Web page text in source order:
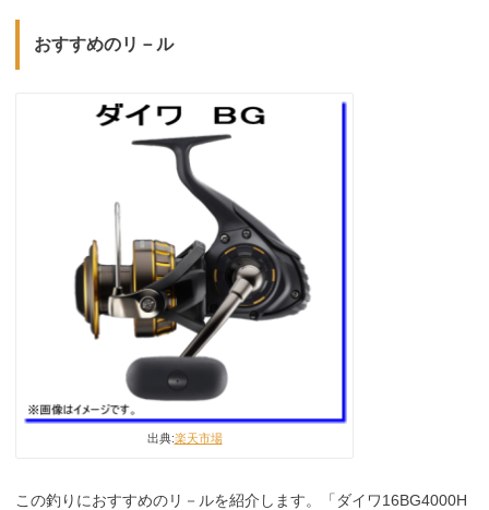
おすすめのリ－ル
出典:楽天市場
この釣りにおすすめのリ－ルを紹介します。「ダイワ16BG4000H